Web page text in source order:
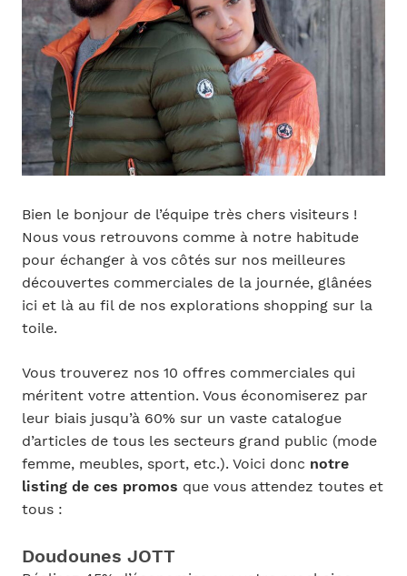
Bien le bonjour de l’équipe très chers visiteurs !
Nous vous retrouvons comme à notre habitude
pour échanger à vos côtés sur nos meilleures
découvertes commerciales de la journée, glânées
ici et là au fil de nos explorations shopping sur la
toile.
Vous trouverez nos 10 offres commerciales qui
méritent votre attention. Vous économiserez par
leur biais jusqu’à 60% sur un vaste catalogue
d’articles de tous les secteurs grand public (mode
femme, meubles, sport, etc.). Voici donc notre
listing de ces promos que vous attendez toutes et
tous :
Doudounes JOTT